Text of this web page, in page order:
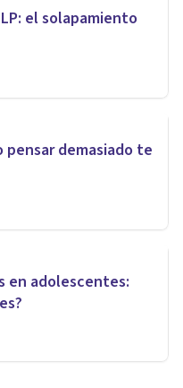
el solapamiento
pensar demasiado te
en adolescentes: